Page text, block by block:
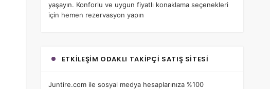
yaşayın. Konforlu ve uygun fiyatlı konaklama seçenekleri
için hemen rezervasyon yapın
ETKILEŞIM ODAKLI TAKIPÇI SATIŞ SITESI
Juntire.comile sosyal medya hesaplarınıza %100